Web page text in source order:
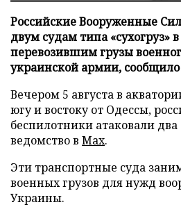
Российские Вооруженные
двум судам типа «сухогруз»
перевозившим грузы
украинской армии,
Вечером 5 августа в
югу и востоку от Одессы,
беспилотники атаковали два
ведомство в Max.
Эти транспортные суда
военных грузов для нужд
Украины.